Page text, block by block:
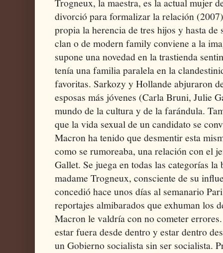
Trogneux, la maestra, es la actual mujer
divorció para formalizar la relación
propia la herencia de tres hijos y hasta
clan o de modern family conviene a la
supone una novedad en la trastienda
tenía una familia paralela en la
favoritas. Sarkozy y Hollande abjuraron
esposas más jóvenes (Carla Bruni, Julie
mundo de la cultura y de la farándula.
que la vida sexual de un candidato se
Macron ha tenido que desmentir esta
como se rumoreaba, una relación con el
Gallet. Se juega en todas las categorías
madame Trogneux, consciente de su
concedió hace unos días al semanario
reportajes almibarados que exhuman los
Macron le valdría con no cometer
estar fuera desde dentro y estar dentro
un Gobierno socialista sin ser socialista.